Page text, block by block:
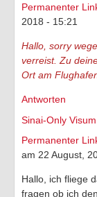
Permanenter
2018 - 15:21
Hallo, sorry
verreist. Zu
Ort am
Antworten
Sinai-Only Visum
Permanenter
am 22 August,
Hallo, ich fliege
fragen ob ich